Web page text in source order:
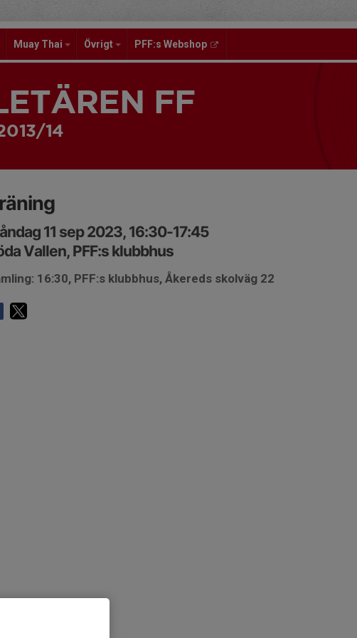
Muay Thai Övrigt PFF:s Webshop
FF
14
11 sep 2023, 16:30-17:45
Vallen, PFF:s klubbhus
16:30, PFF:s klubbhus, Åkereds skolväg 22